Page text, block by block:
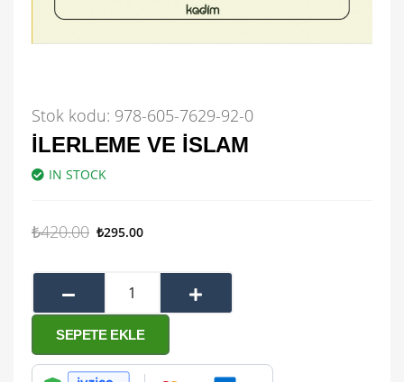
Stok kodu: 978-605-7629-92-0
İLERLEME VE İSLAM
IN STOCK
₺420.00 ₺295.00
SEPETE EKLE